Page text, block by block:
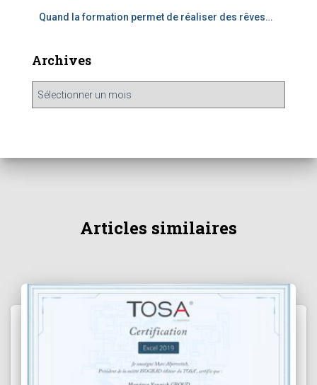
Quand la formation permet de réaliser des rêves…
Archives
Articles similaires